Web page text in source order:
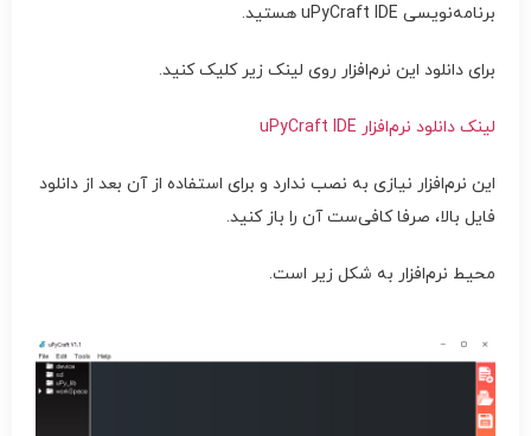
برنامه‌نویسی uPyCraft IDE هستید.
برای دانلود این نرم‌افزار روی لینک زیر کلیک کنید.
لینک دانلود نرم‌افزار uPyCraft IDE
این نرم‌افزار نیازی به نصب ندارد و برای استفاده از آن بعد از دانلود
فایل بالا، صرفا کافی‌ست آن را باز کنید.
محیط نرم‌افزار به شکل زیر است.